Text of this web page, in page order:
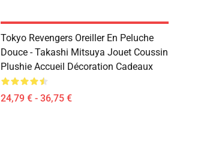
Tokyo Revengers Oreiller En Peluche
Douce - Takashi Mitsuya Jouet Coussin
Plushie Accueil Décoration Cadeaux
24,79 € - 36,75 €